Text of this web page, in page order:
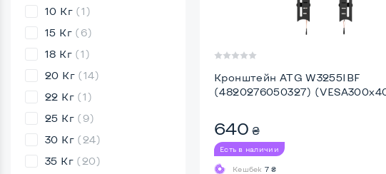
10 Кг (1)
15 Кг (6)
18 Кг (1)
20 Кг (14)
22 Кг (1)
25 Кг (9)
30 Кг (24)
35 Кг (20)
Кронштейн ATG W3255IBF
(4820276050327)
640 ₴
Есть в наличии
Кешбек 7 ₴